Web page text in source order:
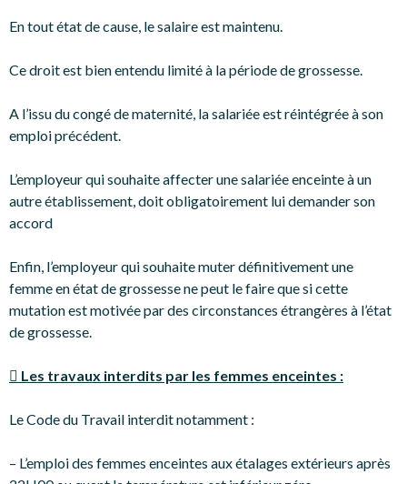
En tout état de cause, le salaire est maintenu.
Ce droit est bien entendu limité à la période de grossesse.
A l’issu du congé de maternité, la salariée est réintégrée à son
emploi précédent.
L’employeur qui souhaite affecter une salariée enceinte à un
autre établissement, doit obligatoirement lui demander son
accord
Enfin, l’employeur qui souhaite muter définitivement une
femme en état de grossesse ne peut le faire que si cette
mutation est motivée par des circonstances étrangères à l’état
de grossesse.
 Les travaux interdits par les femmes enceintes :
Le Code du Travail interdit notamment :
– L’emploi des femmes enceintes aux étalages extérieurs après